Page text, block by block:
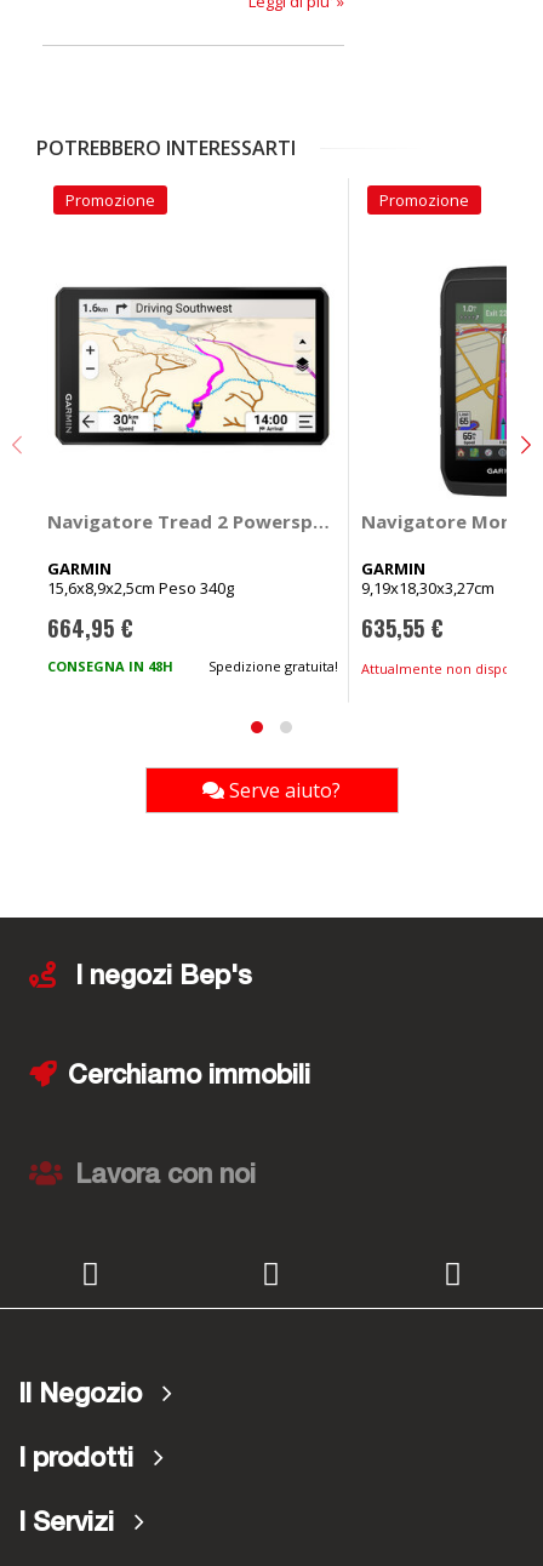
POTREBBERO INTERESSARTI
Promozione
Navigatore Tread 2 Powersport - GARMIN
GARMIN
15,6x8,9x2,5cm Peso 340g
Prezzo
speciale
664,95 €
CONSEGNA IN 48H Spedizione gratuita!
Promozione
Navigatore
GARMIN
9,19x18,30x3,27cm
Prezzo
speciale
635,55 €
Attualmente non
Serve aiuto?
I negozi Bep's
Cerchiamo immobili
Lavora con noi
Il Negozio
I prodotti
I Servizi